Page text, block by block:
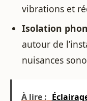
vibrations et
Isolation
autour de
nuisances
À lire :